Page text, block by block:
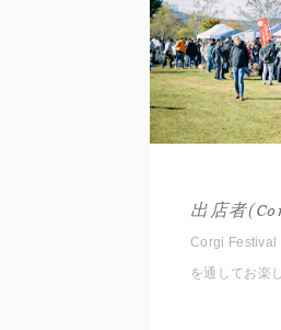
出店者
Corgi Festival
を通してお楽